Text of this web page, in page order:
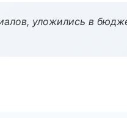
уложились в